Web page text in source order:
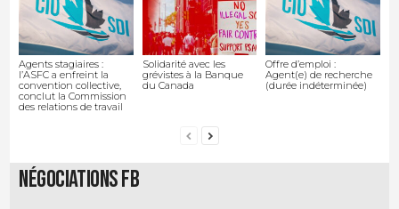
Agents stagiaires :
l’ASFC a enfreint la
convention collective,
conclut la Commission
des relations de travail
Solidarité avec les
grévistes à la Banque
du Canada
Offre d’emploi :
Agent(e) de recherche
(durée indéterminée)
Négociations FB